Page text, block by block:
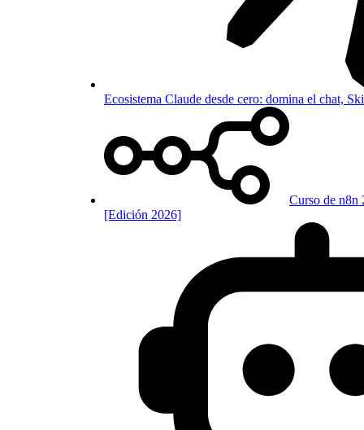
Ecosistema Claude desde cero: domina el chat,
Curso de n8n
[Edición 2026]